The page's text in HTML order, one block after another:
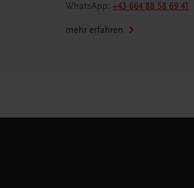
WhatsApp:+43 664 88 58 69 41
mehr erfahren